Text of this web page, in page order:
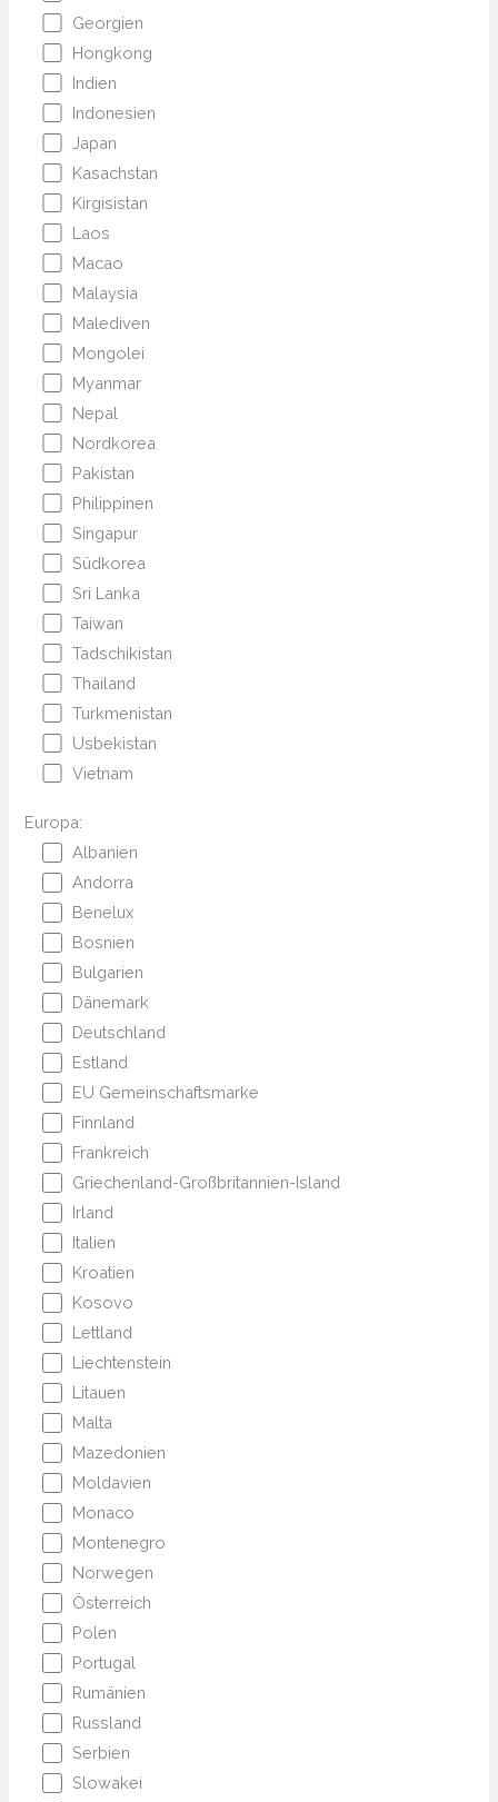
Georgien
Hongkong
Indien
Indonesien
Japan
Kasachstan
Kirgisistan
Laos
Macao
Malaysia
Malediven
Mongolei
Myanmar
Nepal
Nordkorea
Pakistan
Philippinen
Singapur
Südkorea
Sri Lanka
Taiwan
Tadschikistan
Thailand
Turkmenistan
Usbekistan
Vietnam
Europa:
Albanien
Andorra
Benelux
Bosnien
Bulgarien
Dänemark
Deutschland
Estland
EU Gemeinschaftsmarke
Finnland
Frankreich
Griechenland-Großbritannien-Island
Irland
Italien
Kroatien
Kosovo
Lettland
Liechtenstein
Litauen
Malta
Mazedonien
Moldavien
Monaco
Montenegro
Norwegen
Österreich
Polen
Portugal
Rumänien
Russland
Serbien
Slowakei